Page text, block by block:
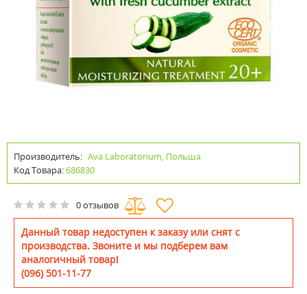
Производитель: Ava Laboratorium, Польша
Код Товара:686830
0 отзывов
Данный товар недоступен к заказу или снят с
производства. Звоните и мы подберем вам
аналогичный товар!
(096) 501-11-77